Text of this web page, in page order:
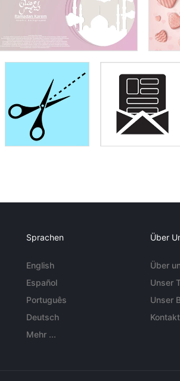
Sprachen
English
Español
Português
Deutsch
Mehr ...
Über
Über
Unser
Unser
Kontakt